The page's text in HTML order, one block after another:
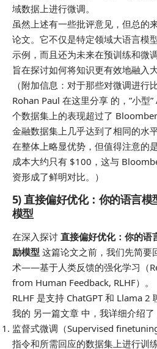
域数据上进行微调。
虽然上述有一些批评意见，但总的
论文。它不仅是特定领域大语言模
示例，而且还为未来在预训练和微
旨在探讨如何将知识更有效地融入
（附加信息：对于那些对微调进行
Rohan Paul 在这里分享 的，”小型
个数据集上的表现超过了
金融数据集上几乎达到了相同的水
在整体上略显优势，但值得注意的
成本大约只有 $100，这与
资形成了鲜明对比。）
5) 直接偏好优化：你的语言
模型
在深入探讨 直接偏好优化：你的语
励模型 这篇论文之前，我们先简要
术——基于人类反馈的强化学习（
from Human Feedback, RLHF）。
RLHF 是支持 ChatGPT 和 Llama 2
我的 另一篇文章 中，我详细介绍了
监督式微调（Supervised
指令和所需回应的数据集上进行训练